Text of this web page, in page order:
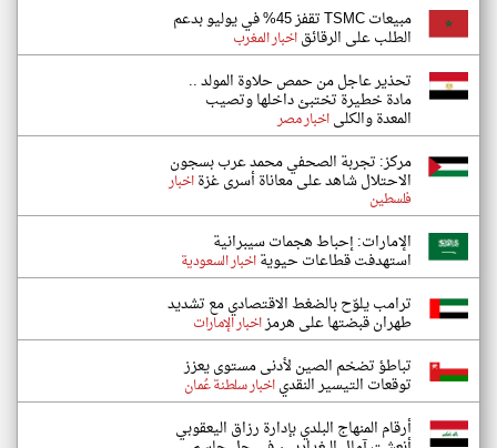
مبيعات TSMC تقفز 45% في يوليو بدعم
الطلب على الرقائقاخبار المغرب
تحذير عاجل من حمص حلاوة المولد ..
مادة خطيرة تختبئ داخلها وتصيب
المعدة والكلىاخبار مصر
مركز: تجربة الصحفي محمد عرب بسجون
الاحتلال شاهد على معاناة أسرى غزةاخبار
فلسطين
الإمارات: إحباط هجمات سيبرانية
استهدفت قطاعات حيويةاخبار السعودية
ترامب يلوّح بالضغط الاقتصادي مع تشديد
طهران قبضتها على هرمزاخبار الإمارات
تباطؤ تضخم الصين لأدنى مستوى يعزز
توقعات التيسير النقدياخبار سلطنة عُمان
أرقام المنهاج البلدي بإدارة رزاق اليعقوبي